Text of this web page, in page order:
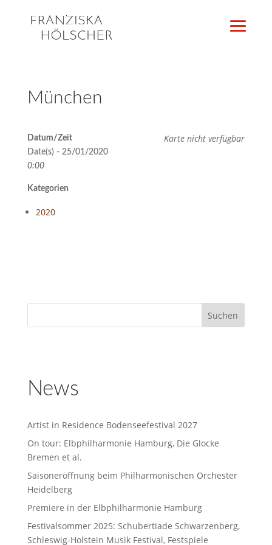
München
Karte nicht verfügbar
Datum/Zeit
Date(s) - 25/01/2020
0:00
Kategorien
2020
News
Artist in Residence Bodenseefestival 2027
On tour: Elbphilharmonie Hamburg, Die Glocke
Bremen et al.
Saisoneröffnung beim Philharmonischen Orchester
Heidelberg
Premiere in der Elbphilharmonie Hamburg
Festivalsommer 2025: Schubertiade Schwarzenberg,
Schleswig-Holstein Musik Festival, Festspiele